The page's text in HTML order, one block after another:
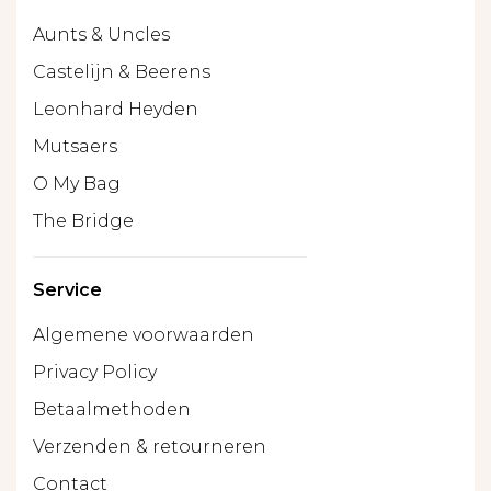
Aunts & Uncles
Castelijn & Beerens
Leonhard Heyden
Mutsaers
O My Bag
The Bridge
Service
Algemene voorwaarden
Privacy Policy
Betaalmethoden
Verzenden & retourneren
Contact